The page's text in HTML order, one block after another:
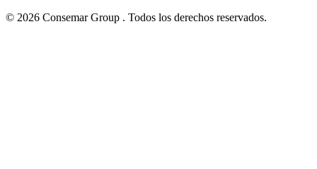
© 2026 Consemar Group . Todos los derechos reservados.